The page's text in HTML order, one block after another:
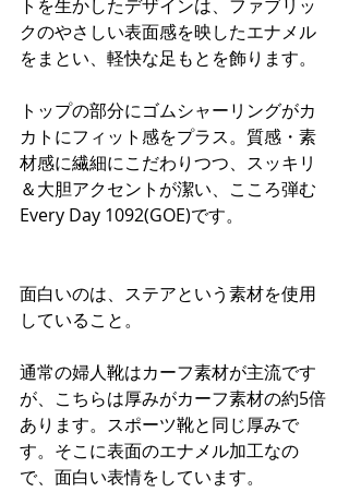
トを生かしたデザインは、ファブリッ
クのやさしい表面感を映したエナメル
をまとい、軽快な足もとを飾ります。
トップの部分にゴムシャーリングがカ
カトにフィット感をプラス。質感・素
材感に繊細にこだわりつつ、スッキリ
＆大胆アクセントが潔い、こころ弾む
Every Day 1092(GOE)です。
面白いのは、ステアという素材を使用
していること。
通常の婦人靴はカーフ素材が主流です
が、こちらは厚みがカーフ素材の約5倍
あります。スポーツ靴と同じ厚みで
す。そこに表面のエナメル加工なの
で、面白い表情をしています。